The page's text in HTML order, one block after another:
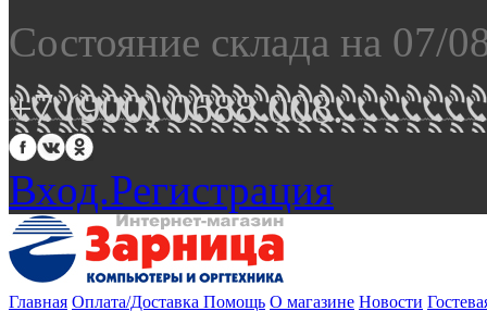
Состояние склада на 07/
+7 (900) 0688 008.
Вход.Регистрация
Главная Оплата/Доставка Помощь О магазине Новости